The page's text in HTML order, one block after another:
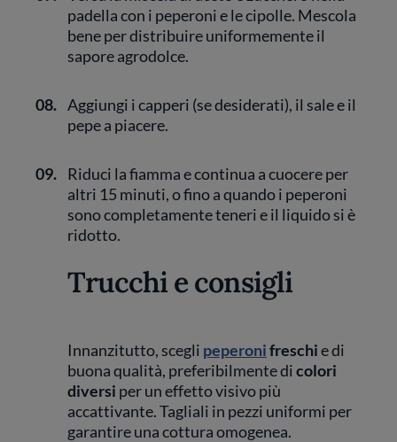
padella con i peperoni e le cipolle. Mescola
bene per distribuire uniformemente il
sapore agrodolce.
08. Aggiungi i capperi (se desiderati), il sale e il
pepe a piacere.
09. Riduci la fiamma e continua a cuocere per
altri 15 minuti, o fino a quando i peperoni
sono completamente teneri e il liquido si è
ridotto.
Trucchi e consigli
Innanzitutto, scegli peperonifreschie di
buona qualità, preferibilmente dicolori
diversi per un effetto visivo più
accattivante. Tagliali in pezzi uniformi per
garantire una cottura omogenea.